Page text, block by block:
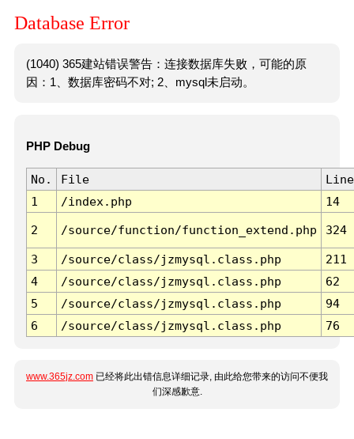
Database Error
(1040) 365建站错误警告：连接数据库失败，可能的原
因：1、数据库密码不对; 2、mysql未启动。
PHP Debug
No. File
Line
1
/index.php 14
2 /source/function/function_extend.php 324
3 /source/class/jzmysql.class.php
211
4
/source/class/jzmysql.class.php
62
5
/source/class/jzmysql.class.php
94
6
/source/class/jzmysql.class.php 76
www.365jz.com 已经将此出错信息详细记录, 由此给您带来的访问不便我
们深感歉意.